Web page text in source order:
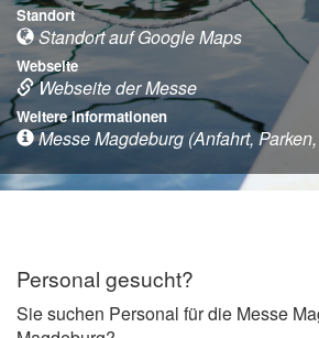
Standort
Standort auf Google Maps
Webseite
Webseite der Messe
Weitere Informationen
Messe Magdeburg (Anfahrt,
Personal gesucht?
Sie suchen Personal für die Messe